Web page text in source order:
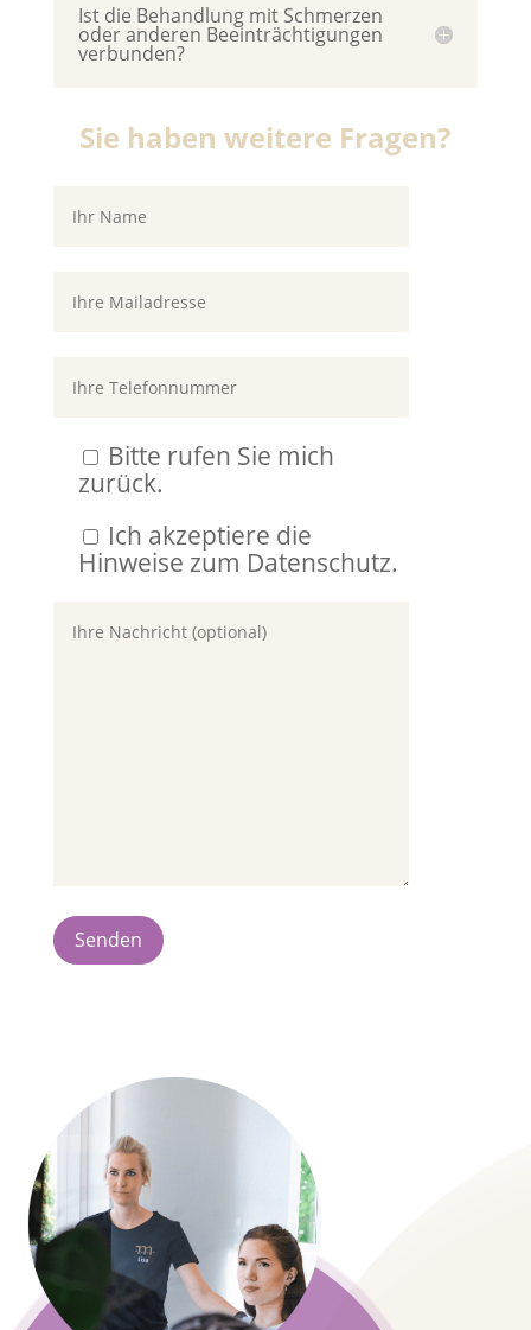
Ist die Behandlung mit Schmerzen
oder anderen Beeinträchtigungen
verbunden?
Sie haben weitere Fragen?
Bitte rufen Sie mich
zurück.
Ich akzeptiere die
Hinweise zum Datenschutz.
Senden